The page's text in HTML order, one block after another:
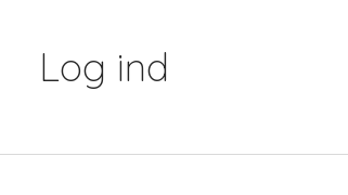
Log ind